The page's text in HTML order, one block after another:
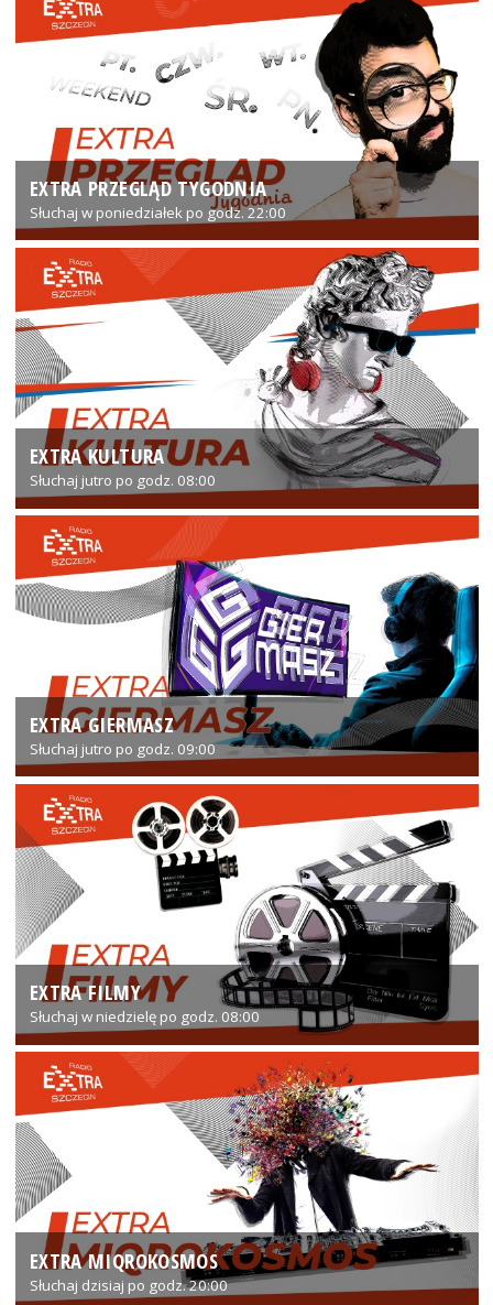
EXTRA PRZEGLĄD TYGODNIA
Słuchaj w poniedziałek po godz. 22:00
EXTRA KULTURA
Słuchaj jutro po godz. 08:00
EXTRA GIERMASZ
Słuchaj jutro po godz. 09:00
EXTRA FILMY
Słuchaj w niedzielę po godz. 08:00
EXTRA MIQROKOSMOS
Słuchaj dzisiaj po godz. 20:00